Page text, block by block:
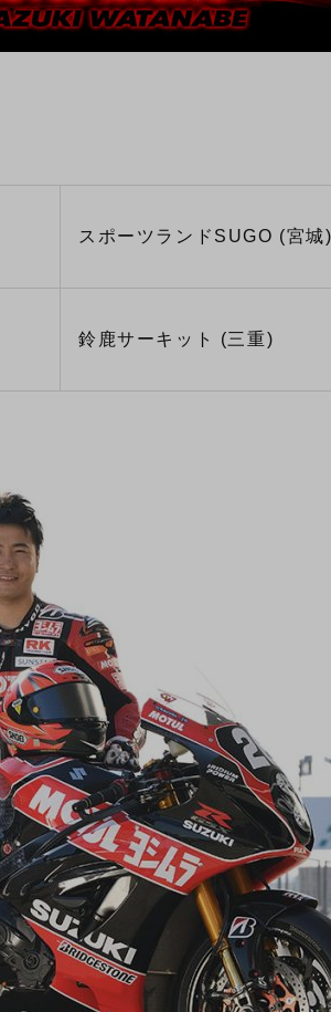
スポーツランドSUGO (宮城
鈴鹿サーキット (三重)